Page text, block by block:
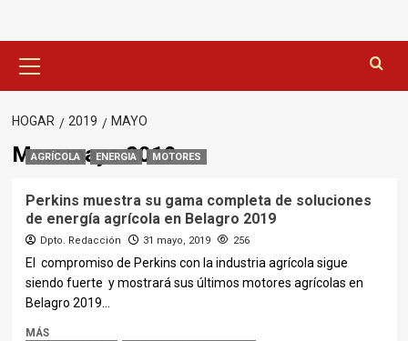
principal
HOGAR 2019 MAYO
Mes:mayo 2019
AGRÍCOLA ENERGIA MOTORES
Perkins muestra su gama completa de soluciones
de energía agrícola en Belagro 2019
Dpto. Redacción 31 mayo, 2019 256
El compromiso de Perkins con la industria agrícola sigue
siendo fuerte y mostrará sus últimos motores agrícolas en
Belagro 2019...
MÁS